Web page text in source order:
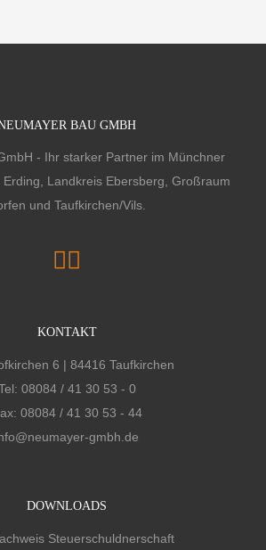
BAU GMBH
- Ihr starker Partner im Münchner
Landkreis Ebersberg, Großraum
und Taufkirchen/Vils.
KONTAKT
6 | 84416 Taufkirchen
08084 / 41 30 53 - 0
08084 / 41 30 53 - 44
gmbh.de
DOWNLOADS
Steuerschuldnerschaft